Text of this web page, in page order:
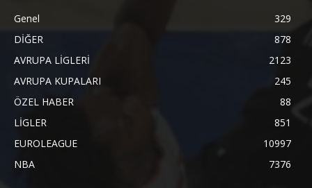
Genel
329
DİĞER
878
AVRUPA LİGLERİ
2123
AVRUPA KUPALARI
245
ÖZEL HABER
88
LİGLER
851
EUROLEAGUE
10997
NBA
7376